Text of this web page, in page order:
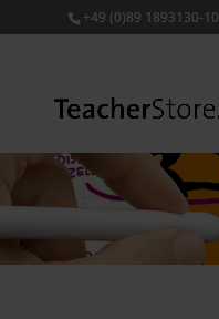
+49 (0)89 1893130-10